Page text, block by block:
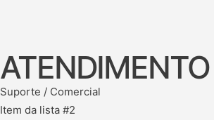
ATENDIMENTO
Suporte / Comercial
Item da lista #2